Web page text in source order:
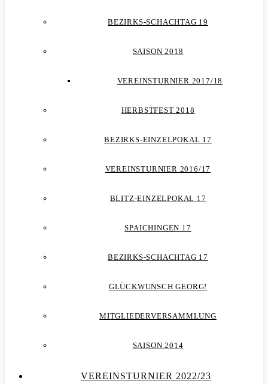
BEZIRKS-SCHACHTAG 19
SAISON 2018
VEREINSTURNIER 2017/18
HERBSTFEST 2018
BEZIRKS-EINZELPOKAL 17
VEREINSTURNIER 2016/17
BLITZ-EINZELPOKAL 17
SPAICHINGEN 17
BEZIRKS-SCHACHTAG 17
GLÜCKWUNSCH GEORG!
MITGLIEDERVERSAMMLUNG
SAISON 2014
VEREINSTURNIER 2022/23